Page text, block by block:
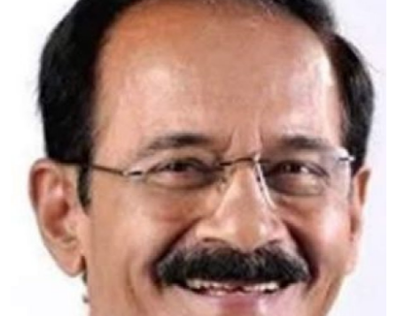
Education
Entertainment
Health
Obituary
Sports
Travel & Tourism
Technology